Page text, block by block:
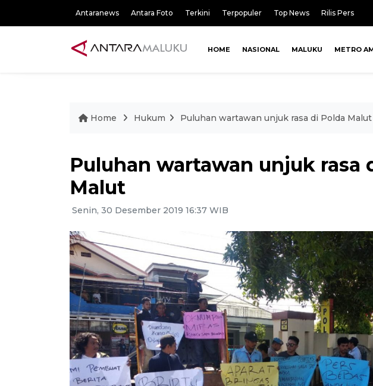
Antaranews Antara Foto Terkini Terpopuler Top News Rilis Pers
HOME NASIONAL MALUKU METRO
Home Hukum Puluhan wartawan unjuk rasa di Polda Malut
Puluhan wartawan unjuk rasa
Malut
Senin, 30 Desember 2019 16:37 WIB